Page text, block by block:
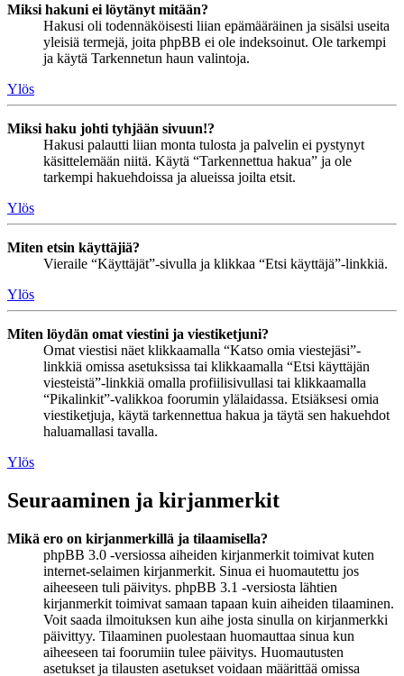
Miksi hakuni ei löytänyt mitään?
Hakusi oli todennäköisesti liian epämääräinen ja sisälsi useita
yleisiä termejä, joita phpBB ei ole indeksoinut. Ole tarkempi
ja käytä Tarkennetun haun valintoja.
Ylös
Miksi haku johti tyhjään sivuun!?
Hakusi palautti liian monta tulosta ja palvelin ei pystynyt
käsittelemään niitä. Käytä “Tarkennettua hakua” ja ole
tarkempi hakuehdoissa ja alueissa joilta etsit.
Ylös
Miten etsin käyttäjiä?
Vieraile “Käyttäjät”-sivulla ja klikkaa “Etsi käyttäjä”-linkkiä.
Ylös
Miten löydän omat viestini ja viestiketjuni?
Omat viestisi näet klikkaamalla “Katso omia viestejäsi”-
linkkiä omissa asetuksissa tai klikkaamalla “Etsi käyttäjän
viesteistä”-linkkiä omalla profiilisivullasi tai klikkaamalla
“Pikalinkit”-valikkoa foorumin ylälaidassa. Etsiäksesi omia
viestiketjuja, käytä tarkennettua hakua ja täytä sen hakuehdot
haluamallasi tavalla.
Ylös
Seuraaminen ja kirjanmerkit
Mikä ero on kirjanmerkillä ja tilaamisella?
phpBB 3.0 -versiossa aiheiden kirjanmerkit toimivat kuten
internet-selaimen kirjanmerkit. Sinua ei huomautettu jos
aiheeseen tuli päivitys. phpBB 3.1 -versiosta lähtien
kirjanmerkit toimivat samaan tapaan kuin aiheiden tilaaminen.
Voit saada ilmoituksen kun aihe josta sinulla on kirjanmerkki
päivittyy. Tilaaminen puolestaan huomauttaa sinua kun
aiheeseen tai foorumiin tulee päivitys. Huomautusten
asetukset ja tilausten asetukset voidaan määrittää omissa